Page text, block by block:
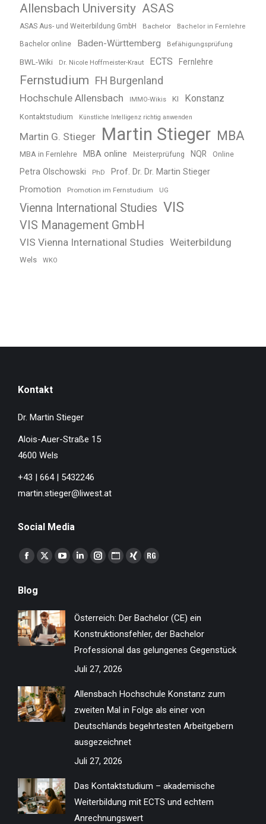
Allensbach University ASAS
ASAS Aus- und Weiterbildung GmbH Bachelor Bachelor in Fernlehre
Bachelor online Baden-Württemberg Befähigungsprüfung
BWL-Wiki Dr. Nicole Hoffmeister-Kraut ECTS Fernlehre
Fernstudium
FH Burgenland
Hochschule Allensbach
IMMO-Wikis KI Konstanz
Kontaktstudium Künstliche Intelligenz richtig anwenden
Martin G. Stieger Martin Stieger MBA
MBA in Fernlehre MBA online Meisterprüfung NQR Online
Petra Olschowski PhD Prof. Dr. Dr. Martin Stieger
Promotion Promotion im Fernstudium UG
Vienna International Studies VIS
VIS Management GmbH
VIS Vienna International Studies Weiterbildung
Wels WKO
Kontakt
Dr. Martin Stieger
Alois-Auer-Straße 15
4600 Wels
+43 | 664 | 5432246
martin.stieger@liwest.at
Social Media
Finden Sie uns auf:
Facebook
opens
in
new
window
X
in
new
window
YouTube
in
new
window
Linkedin
new
window
Instagram
new
window
Website
new
window
XING
new
window
ResearchGate
new
window
Blog
Österreich: Der Bachelor (CE) ein
Konstruktionsfehler, der Bachelor
Professional das gelungenes Gegenstück
Juli 27, 2026
Allensbach Hochschule Konstanz zum
zweiten Mal in Folge als einer von
Deutschlands begehrtesten Arbeitgebern
ausgezeichnet
Juli 27, 2026
Das Kontaktstudium – akademische
Weiterbildung mit ECTS und echtem
Anrechnungswert